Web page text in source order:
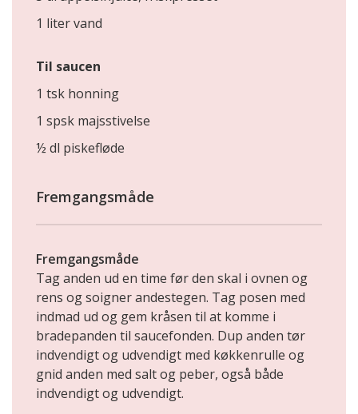
1 liter vand
Til saucen
1 tsk honning
1 spsk majsstivelse
½ dl piskefløde
Fremgangsmåde
Fremgangsmåde
Tag anden ud en time før den skal i ovnen og
rens og soigner andestegen. Tag posen med
indmad ud og gem kråsen til at komme i
bradepanden til saucefonden. Dup anden tør
indvendigt og udvendigt med køkkenrulle og
gnid anden med salt og peber, også både
indvendigt og udvendigt.